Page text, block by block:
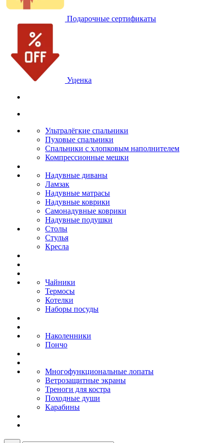
Подарочные сертификаты
Уценка
Ультралёгкие спальники
Пуховые спальники
Спальники с хлопковым наполнителем
Компрессионные мешки
Надувные диваны
Ламзак
Надувные матрасы
Надувные коврики
Самонадувные коврики
Надувные подушки
Столы
Стулья
Кресла
Чайники
Термосы
Котелки
Наборы посуды
Наколенники
Пончо
Многофункциональные лопаты
Ветрозащитные экраны
Треноги для костра
Походные души
Карабины